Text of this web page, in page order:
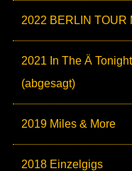
2022 BERLIN TOUR
2021 In The Ä Tonight
(abgesagt)
2019 Miles & More
2018 Einzelgigs